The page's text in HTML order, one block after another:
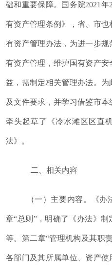
础和重要保障。 国务院2021
有资产管理条例》 ， 省、市也
有资产管理办法 ， 为进一步规
有资产管理 ， 维护国有资产安
益 ， 需制定相关管理办法。 为
及文件要求 ， 并学习借鉴市本
牵头起草了《冷水滩区区直
法》 。
二、相关内容
（一）主要内容 。 《
章“总则”， 明确了《办法》制
等。 第二章“管理机构及其职
各部门及其所属单位、资产